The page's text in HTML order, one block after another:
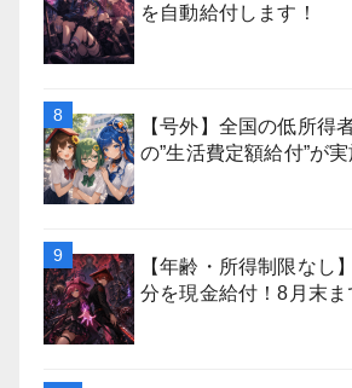
を自動給付します！
【号外】全国の低所得
の”生活費定額給付”が実
【年齢・所得制限なし
分を現金給付！8月末ま